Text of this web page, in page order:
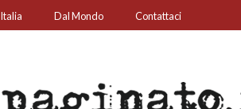
Italia Dal Mondo Contattaci